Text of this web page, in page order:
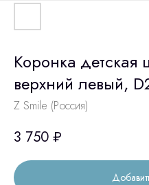
Коронка детская
верхний левый,
Z Smile (Россия)
3 750 ₽